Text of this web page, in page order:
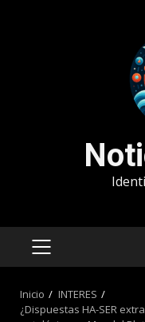
MENÚ
Inicio
INTERES
¿Dispuestas HA-SER